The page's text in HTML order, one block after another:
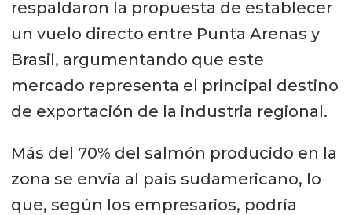
respaldaron la propuesta de establecer
un vuelo directo entre Punta Arenas y
Brasil, argumentando que este
mercado representa el principal destino
de exportación de la industria regional.
Más del 70% del salmón producido en la
zona se envía al país sudamericano, lo
que, según los empresarios, podría